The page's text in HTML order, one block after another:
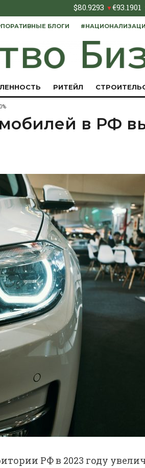
$80.9293 ▼€93.1901
БЛОГИ
РИТЕЙЛ
в РФ
РФ в 2023 году